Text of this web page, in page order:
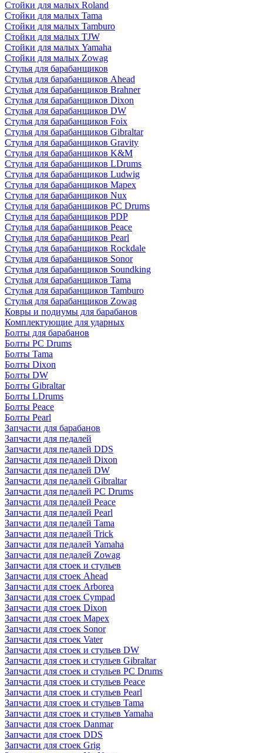
Стойки для малых Roland
Стойки для малых Tama
Стойки для малых Tamburo
Стойки для малых TJW
Стойки для малых Yamaha
Стойки для малых Zowag
Стулья для барабанщиков
Стулья для барабанщиков Ahead
Стулья для барабанщиков Brahner
Стулья для барабанщиков Dixon
Стулья для барабанщиков DW
Стулья для барабанщиков Foix
Стулья для барабанщиков Gibraltar
Стулья для барабанщиков Gravity
Стулья для барабанщиков K&M
Стулья для барабанщиков LDrums
Стулья для барабанщиков Ludwig
Стулья для барабанщиков Mapex
Стулья для барабанщиков Nux
Стулья для барабанщиков PC Drums
Стулья для барабанщиков PDP
Стулья для барабанщиков Peace
Стулья для барабанщиков Pearl
Стулья для барабанщиков Rockdale
Стулья для барабанщиков Sonor
Стулья для барабанщиков Soundking
Стулья для барабанщиков Tama
Стулья для барабанщиков Tamburo
Стулья для барабанщиков Zowag
Ковры и подиумы для барабанов
Комплектующие для ударных
Болты для барабанов
Болты PC Drums
Болты Tama
Болты Dixon
Болты DW
Болты Gibraltar
Болты LDrums
Болты Peace
Болты Pearl
Запчасти для барабанов
Запчасти для педалей
Запчасти для педалей DDS
Запчасти для педалей Dixon
Запчасти для педалей DW
Запчасти для педалей Gibraltar
Запчасти для педалей PC Drums
Запчасти для педалей Peace
Запчасти для педалей Pearl
Запчасти для педалей Tama
Запчасти для педалей Trick
Запчасти для педалей Yamaha
Запчасти для педалей Zowag
Запчасти для стоек и стульев
Запчасти для стоек Ahead
Запчасти для стоек Arborea
Запчасти для стоек Cympad
Запчасти для стоек Dixon
Запчасти для стоек Mapex
Запчасти для стоек Sonor
Запчасти для стоек Vater
Запчасти для стоек и стульев DW
Запчасти для стоек и стульев Gibraltar
Запчасти для стоек и стульев PC Drums
Запчасти для стоек и стульев Peace
Запчасти для стоек и стульев Pearl
Запчасти для стоек и стульев Tama
Запчасти для стоек и стульев Yamaha
Запчасти для стоек Danmar
Запчасти для стоек DDS
Запчасти для стоек Grig